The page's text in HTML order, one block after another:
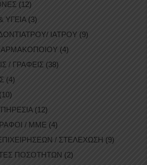
(12)
ΥΓΕΙΑ(3)
ΙΑΤΡΟΥ (9)
(4)
/ ΓΡΑΦΕΙΣ (38)
(4)
(10)
(12)
/ ΜΜΕ (4)
/ ΣΤΕΛΕΧΩΣΗ (9)
ΠΟΣΟΤΗΤΩΝ (2)